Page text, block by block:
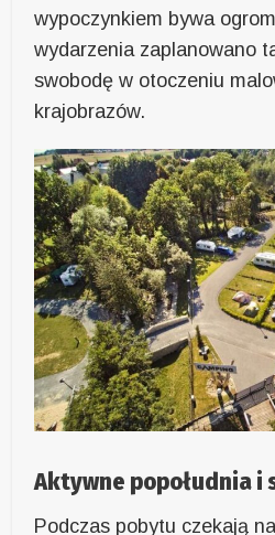
wypoczynkiem bywa
wydarzenia zaplanowano
swobodę w otoczeniu
krajobrazów.
Aktywne popołudnia i
Podczas pobytu czekają